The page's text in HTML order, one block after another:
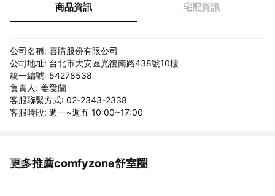
商品資訊 宅配資訊
公司名稱: 喜購股份有限公司
公司地址: 台北市大安區光復南路438號10樓
統一編號: 54278538
負責人: 姜愛蘭
客服聯繫方式: 02-2343-2338
客服時段: 週一~週五 10:00~17:00
更多推薦comfyzone舒室圈
看更多